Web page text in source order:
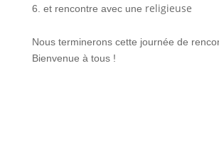
et rencontre avec une religieuse
Nous terminerons cette journée de
Bienvenue à tous !